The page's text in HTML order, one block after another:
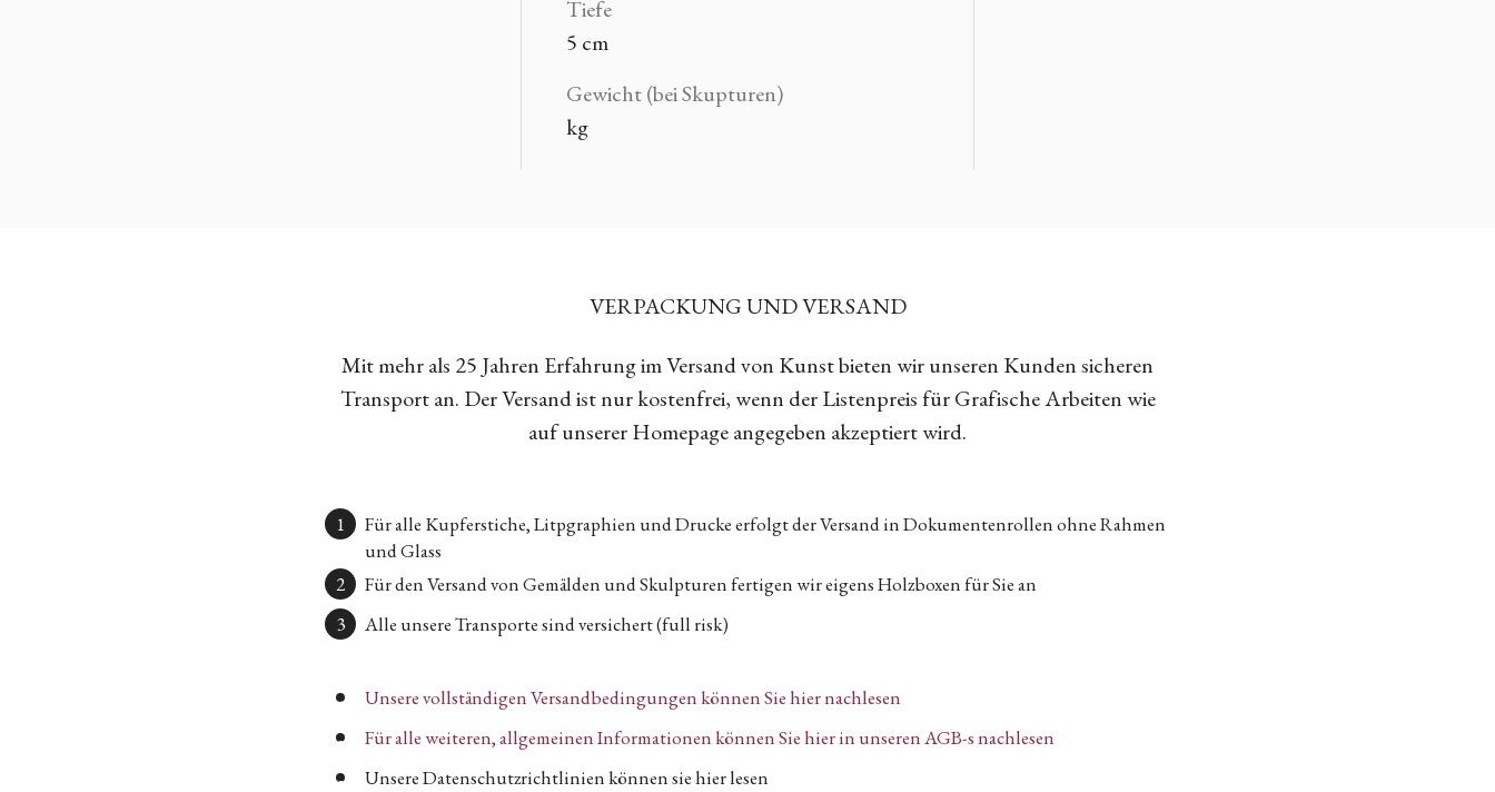
Tiefe
5 cm
Gewicht (bei Skupturen)
kg
VERPACKUNG UND VERSAND
Mit mehr als 25 Jahren Erfahrung im Versand von Kunst bieten wir unseren Kunden sicheren
Transport an. Der Versand ist nur kostenfrei, wenn der Listenpreis für Grafische Arbeiten wie
auf unserer Homepage angegeben akzeptiert wird.
Für alle Kupferstiche, Litpgraphien und Drucke erfolgt der Versand in Dokumentenrollen ohne Rahmen
und Glass
Für den Versand von Gemälden und Skulpturen fertigen wir eigens Holzboxen für Sie an
Alle unsere Transporte sind versichert (full risk)
Unsere vollständigen Versandbedingungen können Sie hier nachlesen
Für alle weiteren, allgemeinen Informationen können Sie hier in unseren AGB-s nachlesen
Unsere Datenschutzrichtlinien können sie hier lesen